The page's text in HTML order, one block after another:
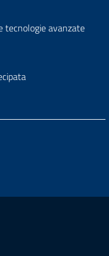
tecnologie avanzate